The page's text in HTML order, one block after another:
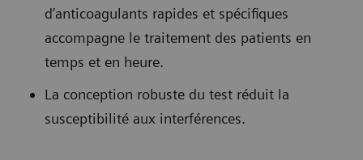
d’anticoagulants rapides et spécifiques
accompagne le traitement des patients en
temps et en heure.
La conception robuste du test réduit la
susceptibilité aux interférences.